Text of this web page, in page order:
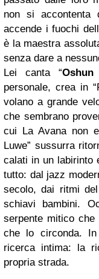
non si accontenta
accende i fuochi
è la maestra
senza dare a
Lei canta “Oshun
personale, crea in
volano a grande
che sembrano
cui La Avana non
Luwe” sussurra
calati in un labirinto
tutto: dal jazz
secolo, dai ritmi
schiavi bambini.
serpente mitico che
che lo circonda.
ricerca intima: la
propria strada.